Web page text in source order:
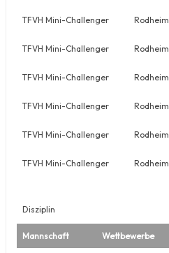
TFVH Mini-Challenger Rodheim
TFVH Mini-Challenger Rodheim
TFVH Mini-Challenger Rodheim
TFVH Mini-Challenger Rodheim
TFVH Mini-Challenger Rodheim
TFVH Mini-Challenger Rodheim
Disziplin
Mannschaft Wettbewerbe